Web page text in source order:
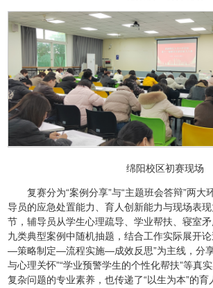
绵阳校区初赛现场
复赛分为“案例分享”与“主题班会答辩”两大
导员的应急处置能力、育人创新能力与现场表
节，辅导员从学生心理疏导、学业帮扶、寝室
九类典型案例中随机抽题，结合工作实际展开
—策略制定—流程实施—成效反思”为主线，分
与心理关怀”“学业预警学生的个性化帮扶”等真
复杂问题的专业素养，也传递了“以生为本”的育